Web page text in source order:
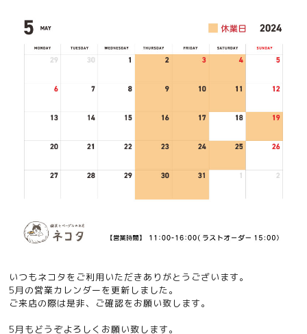
いつもネコタをご利用いただきありがとうございます。
5月の営業カレンダーを更新しました。
ご来店の際は是非、ご確認をお願い致します。
5月もどうぞよろしくお願い致します。